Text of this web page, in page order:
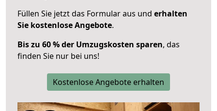
Füllen Sie jetzt das Formular aus und erhalten
Sie kostenlose Angebote.
Bis zu 60 % der Umzugskosten sparen, das
finden Sie nur bei uns!
Kostenlose Angebote erhalten